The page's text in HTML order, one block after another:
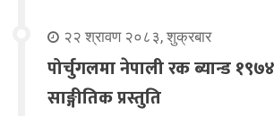
२२ श्रावण २०८३, शुक्रबार
पोर्चुगलमा नेपाली रक ब्यान्ड
साङ्गीतिक प्रस्तुति